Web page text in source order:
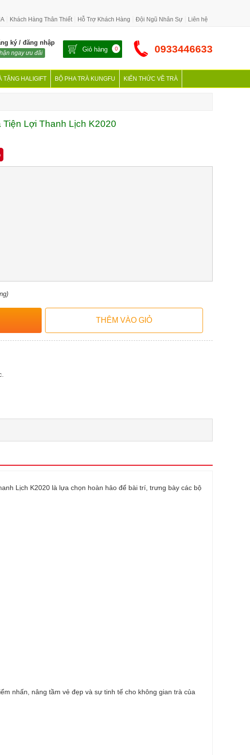
Khách Hàng Thân Thiết Hỗ Trợ Khách Hàng Đội Ngũ Nhân Sự Liên hệ
ký / đăng nhập
ngay ưu đãi Giỏ hàng 0 0933446633
TẶNG HALIGIFT BỘ PHA TRÀ KUNGFU KIẾN THỨC VỀ TRÀ
Lợi Thanh Lịch K2020
Lịch K2020 là lựa chọn hoàn hảo để bài trí, trưng bày các bộ
nhấn, nâng tầm vẻ đẹp và sự tinh tế cho không gian trà của